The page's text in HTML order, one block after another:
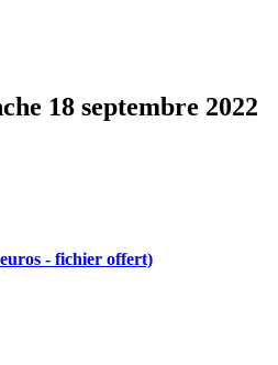
18 septembre 2022
- fichier offert)